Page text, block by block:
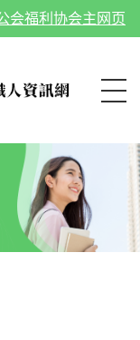
会福利协会主网页